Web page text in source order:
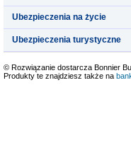
Ubezpieczenia na życie
Ubezpieczenia turystyczne
© Rozwiązanie dostarcza Bonnier
Produkty te znajdziesz także na